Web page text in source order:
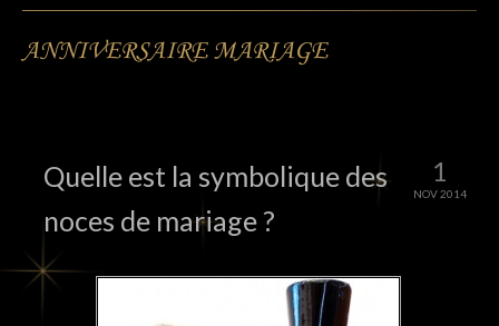
ANNIVERSAIRE MARIAGE
1
NOV 2014
Quelle est la symbolique des
noces de mariage ?